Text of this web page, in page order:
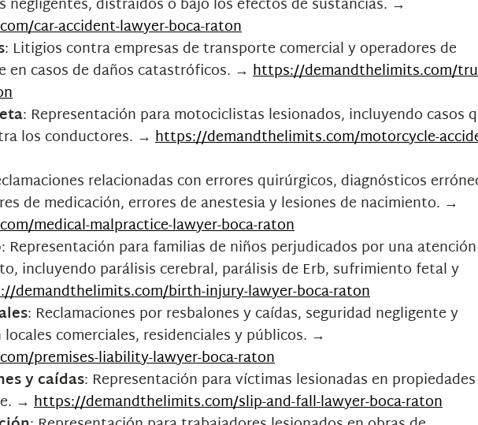
car-accident-lawyer-boca-raton
: Litigios contra empresas de transporte comercial y operadores de
en casos de daños catastróficos. → https://demandthelimits.com/
: Representación para motociclistas lesionados, incluyendo casos
los conductores. → https://demandthelimits.com/motorcycle-
relacionadas con errores quirúrgicos, diagnósticos
de medicación, errores de anestesia y lesiones de nacimiento. →
medical-malpractice-lawyer-boca-raton
: Representación para familias de niños perjudicados por una atención
incluyendo parálisis cerebral, parálisis de Erb, sufrimiento fetal y
demandthelimits.com/birth-injury-lawyer-boca-raton
: Reclamaciones por resbalones y caídas, seguridad negligente y
comerciales, residenciales y públicos. →
premises-liability-lawyer-boca-raton
y caídas: Representación para víctimas lesionadas en
→ https://demandthelimits.com/slip-and-fall-lawyer-boca-raton